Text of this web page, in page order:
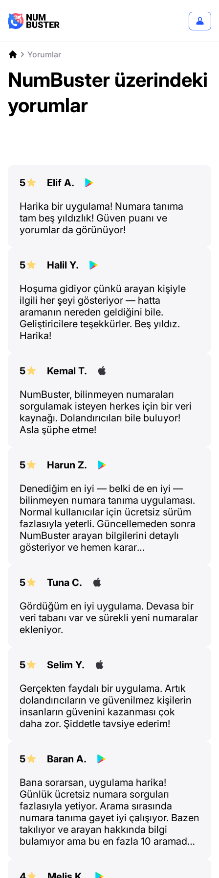
Yorumlar
NumBuster üzerindeki
yorumlar
5
Elif A.
Harika bir uygulama! Numara tanıma
tam beş yıldızlık! Güven puanı ve
yorumlar da görünüyor!
5
Halil Y.
Hoşuma gidiyor çünkü arayan kişiyle
ilgili her şeyi gösteriyor — hatta
aramanın nereden geldiğini bile.
Geliştiricilere teşekkürler. Beş yıldız.
Harika!
5
Kemal T.
NumBuster, bilinmeyen numaraları
sorgulamak isteyen herkes için bir veri
kaynağı. Dolandırıcıları bile buluyor!
Asla şüphe etme!
5
Harun Z.
Denediğim en iyi — belki de en iyi —
bilinmeyen numara tanıma uygulaması.
Normal kullanıcılar için ücretsiz sürüm
fazlasıyla yeterli. Güncellemeden sonra
NumBuster arayan bilgilerini detaylı
gösteriyor ve hemen karar
Kim aradı hemen belli oluyor. Beş yıldız!
5
Tuna C.
Gördüğüm en iyi uygulama. Devasa bir
veri tabanı var ve sürekli yeni numaralar
ekleniyor.
5
Selim Y.
Gerçekten faydalı bir uygulama. Artık
dolandırıcıların ve güvenilmez kişilerin
insanların güvenini kazanması çok
daha zor. Şiddetle tavsiye ederim!
5
Baran A.
Bana sorarsan, uygulama harika!
Günlük ücretsiz numara sorguları
fazlasıyla yetiyor. Arama sırasında
numara tanıma gayet iyi çalışıyor. Bazen
takılıyor ve arayan hakkında bilgi
bulamıyor ama bu en fazla 10 aramadan